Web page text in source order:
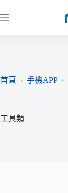
至
首頁
› 手機APP›
工具類